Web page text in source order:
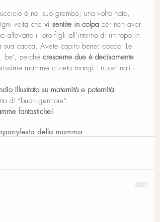
è nel suo grembo; una volta nato,
volta che vi sentite in colpa per non aver
allevano i loro figli all’interno di un topo in
sua cacca. Avete capito bene: cacca. Le
perché crescerne due è decisamente
mamme criceto mangi i nuovi nati –
illustrato su maternità e paternità
di “buon genitore”.
fantastiche!
festa della mamma